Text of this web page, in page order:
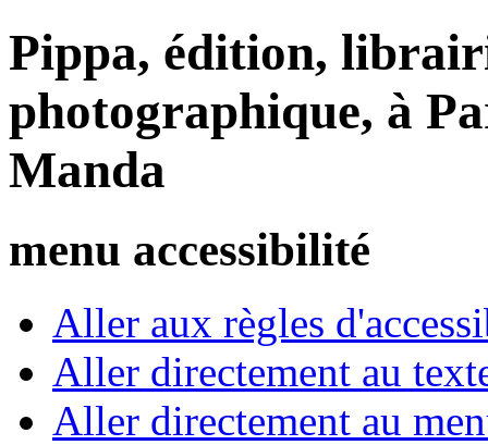
Pippa, édition,
photographique, à
Manda
menu accessibilité
Aller aux règles
Aller directement au
Aller directement au